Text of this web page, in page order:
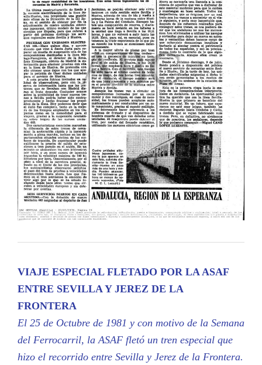
VIAJE ESPECIAL FLETADO POR LA ASAF
ENTRE SEVILLA Y JEREZ DE LA
FRONTERA
El 25 de Octubre de 1981 y con motivo de la Semana
del Ferrocarril, la ASAF fletó un tren especial que
hizo el recorrido entre Sevilla y Jerez de la Frontera.